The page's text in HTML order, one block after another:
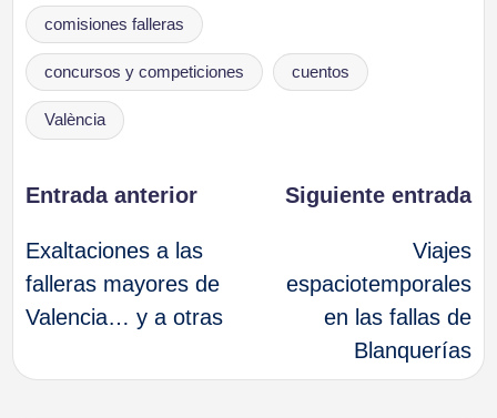
Etiquetas:
comisiones falleras
concursos y competiciones cuentos
València
Navegación
de
entradas
Entrada anterior
Exaltaciones a las
falleras mayores de
Valencia… y a otras
Siguiente entrada
Viajes
espaciotemporales
en las fallas de
Blanquerías